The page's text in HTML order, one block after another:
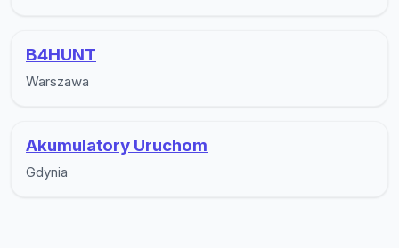
B4HUNT
Warszawa
Akumulatory Uruchom
Gdynia